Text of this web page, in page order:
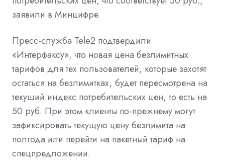
заявили в Минцифре.
Пресс-служба Tele2 подтвердили
«Интерфаксу», что новая цена безлимитных
тарифов для тех пользователей, которые захотят
остаться на безлимитках, будет пересмотрена на
текущий индекс потребительских цен, то есть на
50 руб. При этом клиенты по-прежнему могут
зафиксировать текущую цену безлимита на
полгода или перейти на пакетный тариф на
спецпредложении.